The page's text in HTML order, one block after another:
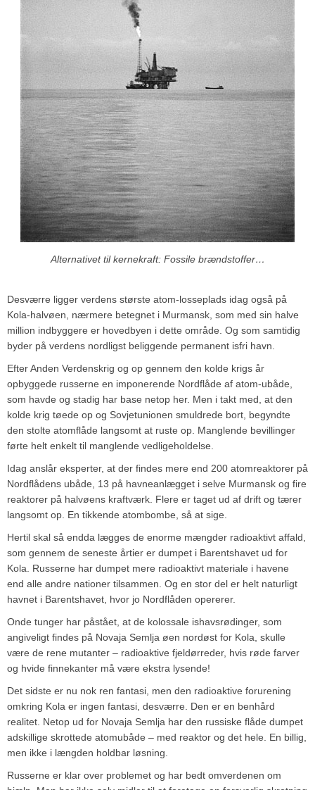
Alternativet til kernekraft: Fossile brændstoffer…
Desværre ligger verdens største atom-losseplads idag også på
Kola-halvøen, nærmere betegnet i Murmansk, som med sin halve
million indbyggere er hovedbyen i dette område. Og som samtidig
byder på verdens nordligst beliggende permanent isfri havn.
Efter Anden Verdenskrig og op gennem den kolde krigs år
opbyggede russerne en imponerende Nordflåde af atom-ubåde,
som havde og stadig har base netop her. Men i takt med, at den
kolde krig tøede op og Sovjetunionen smuldrede bort, begyndte
den stolte atomflåde langsomt at ruste op. Manglende bevillinger
førte helt enkelt til manglende vedligeholdelse.
Idag anslår eksperter, at der findes mere end 200 atomreaktorer på
Nordflådens ubåde, 13 på havneanlægget i selve Murmansk og fire
reaktorer på halvøens kraftværk. Flere er taget ud af drift og tærer
langsomt op. En tikkende atombombe, så at sige.
Hertil skal så endda lægges de enorme mængder radioaktivt affald,
som gennem de seneste årtier er dumpet i Barentshavet ud for
Kola. Russerne har dumpet mere radioaktivt materiale i havene
end alle andre nationer tilsammen. Og en stor del er helt naturligt
havnet i Barentshavet, hvor jo Nordflåden opererer.
Onde tunger har påstået, at de kolossale ishavsrødinger, som
angiveligt findes på Novaja Semlja øen nordøst for Kola, skulle
være de rene mutanter – radioaktive fjeldørreder, hvis røde farver
og hvide finnekanter må være ekstra lysende!
Det sidste er nu nok ren fantasi, men den radioaktive forurening
omkring Kola er ingen fantasi, desværre. Den er en benhård
realitet. Netop ud for Novaja Semlja har den russiske flåde dumpet
adskillige skrottede atomubåde – med reaktor og det hele. En billig,
men ikke i længden holdbar løsning.
Russerne er klar over problemet og har bedt omverdenen om